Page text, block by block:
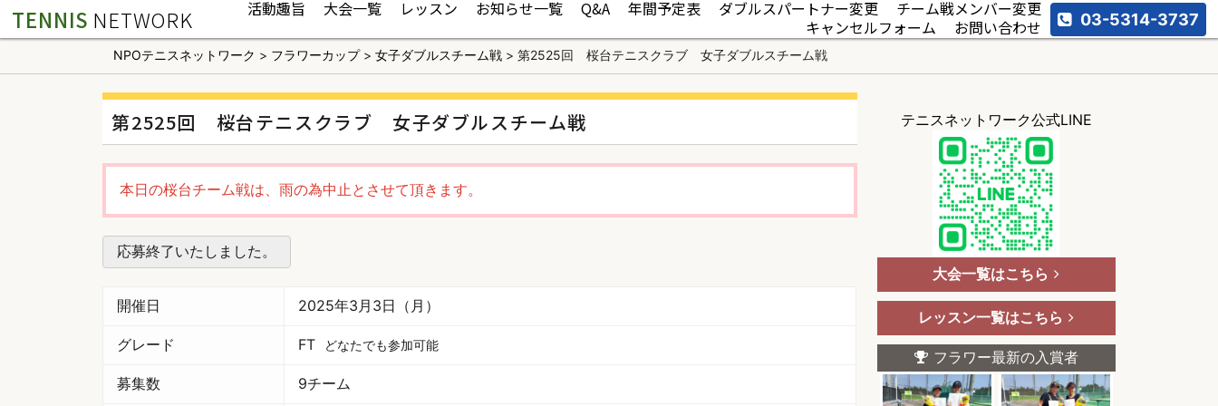
TENNIS NETWORK 活動趣旨 大会一覧 レッスン お知らせ一覧 Q&A 年間予定表 ダブルスパートナー変更
チーム戦メンバー変更
キャンセルフォーム
お問い合わせ 03-5314-3737
NPOテニスネットワーク > フラワーカップ> 女子ダブルスチーム戦> 第2525回 桜台テニスクラブ 女子ダブルスチーム戦
第2525回 桜台テニスクラブ 女子ダブルスチーム戦
本日の桜台チーム戦は、雨の為中止とさせて頂きます。
応募終了いたしました。
開催日 2025年3月3日（月）
グレード FT どなたでも参加可能
募集数 9チーム
テニスネットワーク公式LINE
大会一覧はこちら
レッスン一覧はこちら
フラワー最新の入賞者